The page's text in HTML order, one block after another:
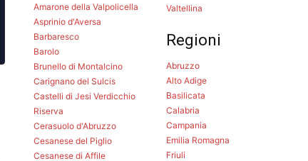
Amarone della Valpolicella
Asprinio d'Aversa
Barbaresco
Barolo
Brunello di Montalcino
Carignano del Sulcis
Castelli di Jesi Verdicchio
Riserva
Cerasuolo d'Abruzzo
Cesanese del Piglio
Cesanese di Affile
Valtellina
Regioni
Abruzzo
Alto Adige
Basilicata
Calabria
Campania
Emilia Romagna
Friuli